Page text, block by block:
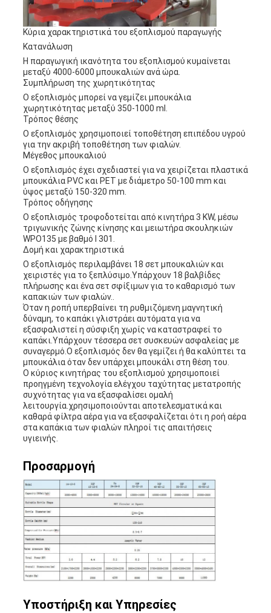
Κύρια χαρακτηριστικά του εξοπλισμού παραγωγής
Κατανάλωση
Η παραγωγική ικανότητα του εξοπλισμού κυμαίνεται
μεταξύ 4000-6000 μπουκαλιών ανά ώρα.
Συμπλήρωση της χωρητικότητας
Ο εξοπλισμός μπορεί να γεμίζει μπουκάλια
χωρητικότητας μεταξύ 350-1000 ml.
Τρόπος θέσης
Ο εξοπλισμός χρησιμοποιεί τοποθέτηση επιπέδου υγρού
για την ακριβή τοποθέτηση των φιαλών.
Μέγεθος μπουκαλιού
Ο εξοπλισμός έχει σχεδιαστεί για να χειρίζεται πλαστικά
μπουκάλια PVC και PET με διάμετρο 50-100 mm και
ύψος μεταξύ 150-320 mm.
Τρόπος οδήγησης
Ο εξοπλισμός τροφοδοτείται από κινητήρα 3 KW, μέσω
τριγωνικής ζώνης κίνησης και μειωτήρα σκουληκιών
WPO135 με βαθμό I 301.
Δομή και χαρακτηριστικά
Ο εξοπλισμός περιλαμβάνει 18 σετ μπουκαλιών και
χειριστές για το ξεπλύσιμο.Υπάρχουν 18 βαλβίδες
πλήρωσης και ένα σετ σφίξιμων για το καθαρισμό των
καπακιών των φιαλών..
Όταν η ροπή υπερβαίνει τη ρυθμιζόμενη μαγνητική
δύναμη, το καπάκι γλιστράει αυτόματα για να
εξασφαλιστεί η σύσφιξη χωρίς να καταστραφεί το
καπάκι.Υπάρχουν τέσσερα σετ συσκευών ασφαλείας με
συναγερμό.Ο εξοπλισμός δεν θα γεμίζει ή θα καλύπτει τα
μπουκάλια όταν δεν υπάρχει μπουκάλι στη θέση του.
Ο κύριος κινητήρας του εξοπλισμού χρησιμοποιεί
προηγμένη τεχνολογία ελέγχου ταχύτητας μετατροπής
συχνότητας για να εξασφαλίσει ομαλή
λειτουργία.χρησιμοποιούνται αποτελεσματικά και
καθαρά φίλτρα αέρα για να εξασφαλίζεται ότι η ροή αέρα
στα καπάκια των φιαλών πληροί τις απαιτήσεις
υγιεινής.
Προσαρμογή
Υποστήριξη και Υπηρεσίες